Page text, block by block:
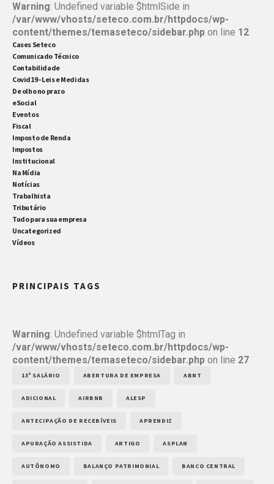
Warning: Undefined variable $htmlSide in
/var/www/vhosts/seteco.com.br/httpdocs/wp-
content/themes/temaseteco/sidebar.php on line 12
Cases Seteco
Comunicado Técnico
Contabilidade
Covid19 - Leis e Medidas
De olho no prazo
eSocial
Eventos
Fiscal
Imposto de Renda
Impostos
Institucional
Na Mídia
Notícias
Trabalhista
Tributário
Tudo para sua empresa
Uncategorized
Vídeos
PRINCIPAIS TAGS
Warning: Undefined variable $htmlTag in
/var/www/vhosts/seteco.com.br/httpdocs/wp-
content/themes/temaseteco/sidebar.php on line 27
13º SALÁRIO ABERTURA DE EMPRESA ABNT
ADICIONAL AIRBNB ALESP
ANTECIPAÇÃO DE RECEBÍVEIS APRENDIZ
APURAÇÃO ASSISTIDA ARTIGO ASPLAN
AUTÔNOMO BALANÇO PATRIMONIAL BANCO CENTRAL